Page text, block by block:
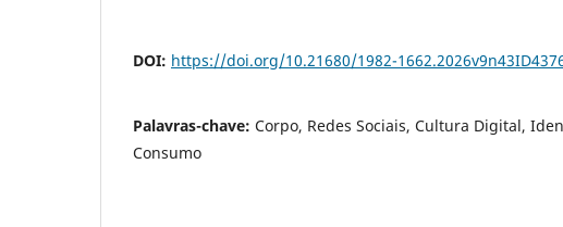
DOI: https://doi.org/10.21680/1982-
Palavras-chave: Corpo, Redes Sociais, Cultura Digital,
Consumo